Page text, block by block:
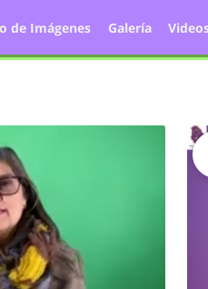
de Imágenes Galería